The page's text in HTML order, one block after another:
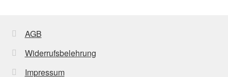
AGB
Widerrufsbelehrung
Impressum